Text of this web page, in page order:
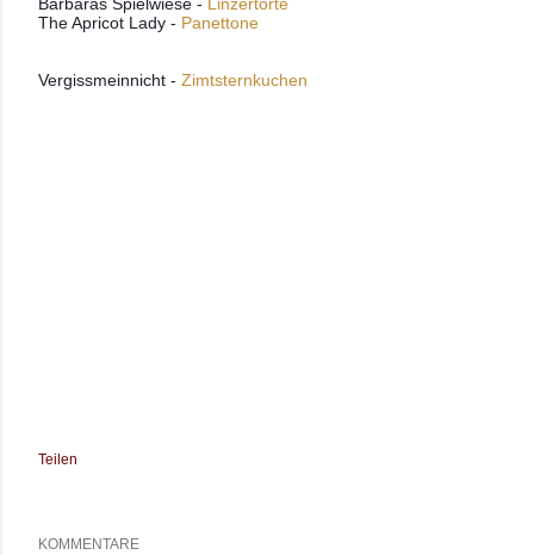
Barbaras Spielwiese - Linzertorte
The Apricot Lady - Panettone
Vergissmeinnicht - Zimtsternkuchen
Teilen
KOMMENTARE